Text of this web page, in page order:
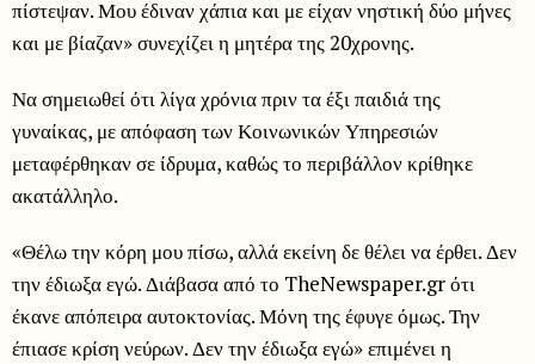
πίστεψαν. Μου έδιναν χάπια και με είχαν νηστική δύο μήνες
και με βίαζαν» συνεχίζει η μητέρα της 20χρονης.
Να σημειωθεί ότι λίγα χρόνια πριν τα έξι παιδιά της
γυναίκας, με απόφαση των Κοινωνικών Υπηρεσιών
μεταφέρθηκαν σε ίδρυμα, καθώς το περιβάλλον κρίθηκε
ακατάλληλο.
«Θέλω την κόρη μου πίσω, αλλά εκείνη δε θέλει να έρθει. Δεν
την έδιωξα εγώ. Διάβασα από το TheNewspaper.gr ότι
έκανε απόπειρα αυτοκτονίας. Μόνη της έφυγε όμως. Την
έπιασε κρίση νεύρων. Δεν την έδιωξα εγώ» επιμένει η